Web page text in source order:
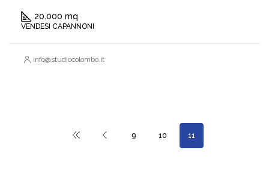
20.000 mq
VENDESI CAPANNONI
info@studiocolombo.it
9 10 11